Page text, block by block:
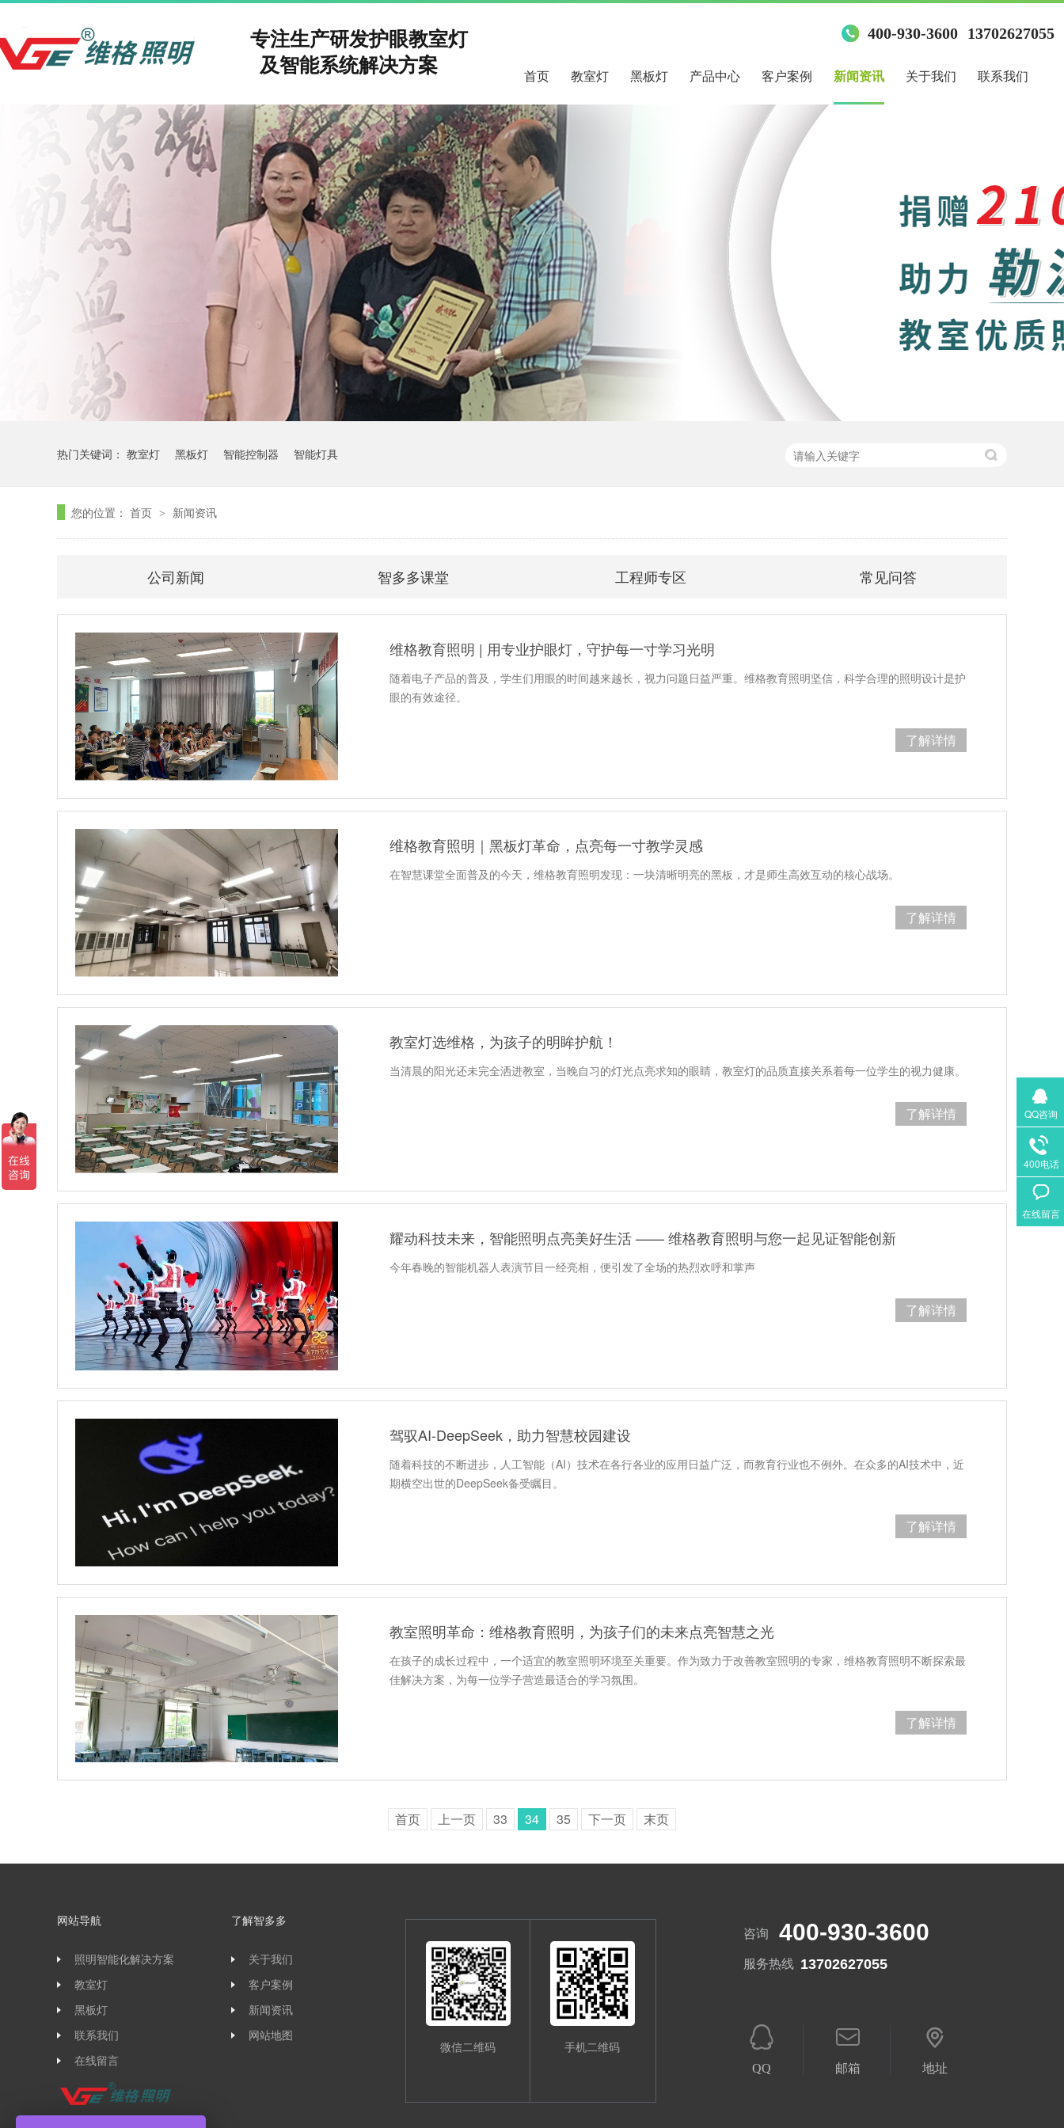
专注生产研发护眼教室灯
及智能系统解决方案
400-930-3600 13702627055
首页 教室灯 黑板灯 产品中心 客户案例 新闻资讯 关于我们 联系我们
热门关键词： 教室灯 黑板灯 智能控制器 智能灯具
您的位置： 首页 > 新闻资讯
公司新闻 智多多课堂 工程师专区 常见问答
维格教育照明 | 用专业护眼灯，守护每一寸学习光明
随着电子产品的普及，学生们用眼的时间越来越长，视力问题日益严重。维格教育照明坚信，科学合理的照明设计是护
眼的有效途径。
了解详情
维格教育照明｜黑板灯革命，点亮每一寸教学灵感
在智慧课堂全面普及的今天，维格教育照明发现：一块清晰明亮的黑板，才是师生高效互动的核心战场。
了解详情
教室灯选维格，为孩子的明眸护航！
当清晨的阳光还未完全洒进教室，当晚自习的灯光点亮求知的眼睛，教室灯的品质直接关系着每一位学生的视力健康。
了解详情
耀动科技未来，智能照明点亮美好生活 —— 维格教育照明与您一起见证智能创新
今年春晚的智能机器人表演节目一经亮相，便引发了全场的热烈欢呼和掌声
了解详情
驾驭AI-DeepSeek，助力智慧校园建设
随着科技的不断进步，人工智能（AI）技术在各行各业的应用日益广泛，而教育行业也不例外。在众多的AI技术中，近
期横空出世的DeepSeek备受瞩目。
了解详情
教室照明革命：维格教育照明，为孩子们的未来点亮智慧之光
在孩子的成长过程中，一个适宜的教室照明环境至关重要。作为致力于改善教室照明的专家，维格教育照明不断探索最
佳解决方案，为每一位学子营造最适合的学习氛围。
了解详情
首页 上一页 33 34 35 下一页 末页
咨询 400-930-3600
服务热线 13702627055
QQ 邮箱 地址
网站导航
照明智能化解决方案
教室灯
黑板灯
联系我们
在线留言
了解智多多
关于我们
客户案例
新闻资讯
网站地图
微信二维码
手机二维码
QQ咨询
400电话
在线留言